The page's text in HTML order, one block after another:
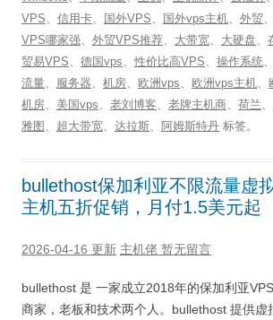
VPS、 信用卡、 国外VPS、 国外vps主机、 外贸、
VPS哪家强、 外贸VPS推荐、 大带宽、 大硬盘、
贸易VPS、 德国vps、 性价比高VPS、 操作系统、
流量、 服务器、 机房、 欧洲vps、 欧洲vps主机、
机房、 美国vps、 老刘博客、 老牌主机商、 荷兰、
雅图 、 超大带宽、 达拉斯、 阿姆斯特丹 标签。
bullethost保加利亚不限流量虚
主机五折促销，月付1.5美元起
2026-04-16 更新 主机佬 暂无留言
bullethost 是 一家成立2018年的保加利亚
商家，老板和技术两个人。bullethost 提供虚